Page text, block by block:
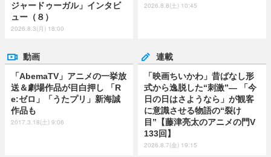
ジャードゥーガル」インタビ
ュー（８）
2026.8.3(月) 18:00
2026.8.8(土) 10:45
動画
「AbemaTV」アニメの一挙放
送＆劇場作品が目白押し 「R
e:ゼロ」「うたプリ」新海誠
作品も
2017.3.18(土) 9:06
連載
「映画ちいかわ」昔ばなし形
式から逸脱した“刺激”― 「今
日の日はさようなら」が観客
に意識させる物語の“裂け
目”【藤津亮太のアニメの門V
133回】
2026.8.7(金) 19:15